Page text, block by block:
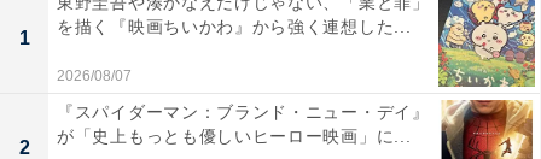
けてきたと語る西野は、鵜久森の死を望んでなんかいな
かったと涙を流します。
里奈はそんな西野に近寄ると、「逃げるな！」と一喝。
1
を描く『映画ちいかわ』から強く連想した...
2026/08/07
2
『スパイダーマン：ブランド・ニュー・デイ』
が「史上もっとも優しいヒーロー映画」に...